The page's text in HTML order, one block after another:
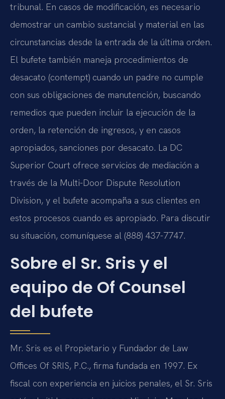
tribunal. En casos de modificación, es necesario
demostrar un cambio sustancial y material en las
circunstancias desde la entrada de la última orden.
El bufete también maneja procedimientos de
desacato (contempt) cuando un padre no cumple
con sus obligaciones de manutención, buscando
remedios que pueden incluir la ejecución de la
orden, la retención de ingresos, y en casos
apropiados, sanciones por desacato. La DC
Superior Court ofrece servicios de mediación a
través de la Multi-Door Dispute Resolution
Division, y el bufete acompaña a sus clientes en
estos procesos cuando es apropiado. Para discutir
su situación, comuníquese al (888) 437-7747.
Sobre el Sr. Sris y el
equipo de Of Counsel
del bufete
Mr. Sris es el Propietario y Fundador de Law
Offices Of SRIS, P.C., firma fundada en 1997. Ex
fiscal con experiencia en juicios penales, el Sr. Sris